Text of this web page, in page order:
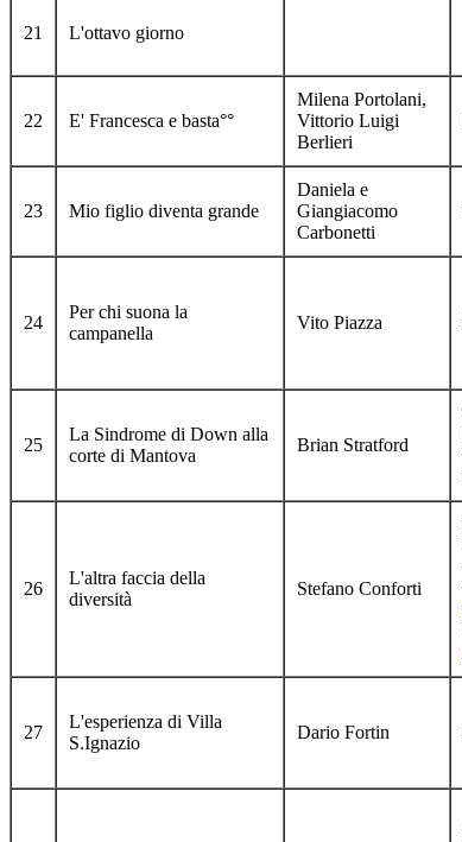
21 L'ottavo giorno
22 E' Francesca e basta°°
Milena Portolani,
Vittorio Luigi
Berlieri
23 Mio figlio diventa grande
Daniela e
Giangiacomo
Carbonetti
24
Per chi suona la
campanella
Vito Piazza
25
La Sindrome di Down alla
corte di Mantova
Brian Stratford
26
L'altra faccia della
diversità
Stefano Conforti
27
L'esperienza di Villa
S.Ignazio
Dario Fortin